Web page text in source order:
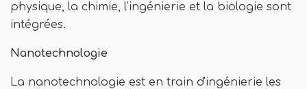
physique, la chimie, l'ingénierie et la biologie sont
intégrées.
Nanotechnologie
La nanotechnologie est en train d'ingénierie les